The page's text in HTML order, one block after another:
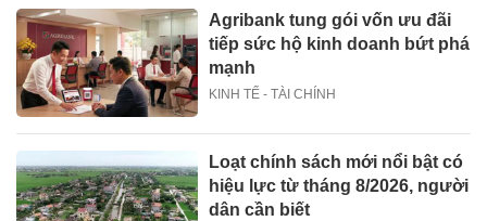
Agribank tung gói vốn ưu đãi
tiếp sức hộ kinh doanh bứt phá
mạnh
KINH TẾ - TÀI CHÍNH
Loạt chính sách mới nổi bật có
hiệu lực từ tháng 8/2026, người
dân cần biết